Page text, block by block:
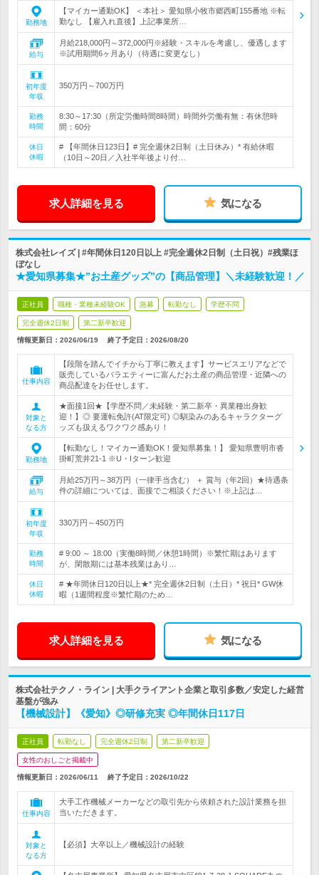
勤務地
【マイカー通勤OK】 ＜本社＞ 愛知県小牧市郷西町155番地 ※転
勤なし 【雇入れ直後】上記事業所…
給与
月給218,000円～372,000円※経験・スキルを考慮し、優遇します
※試用期間6ヶ月あり（待遇に変更なし）
初年度
年収
350万円～700万円
勤務
時間
8:30～17:30（所定労働時間8時間）時間外労働有無：有休憩時
間：60分
休日
休暇
# 【年間休日123日】# 完全週休2日制（土日休み）* 有給休暇
（10日～20日／入社半年後より付…
求人詳細を見る 気になる
株式会社レイズ | #年間休日120日以上 #完全週休2日制（土日祝）#残業ほ
ぼなし
★愛知県募集★”お土産グッズ”の【商品管理】＼未経験歓迎！／
正社員 職種・業種未経験OK 急募 転勤なし 学歴不問
完全週休2日制 第二新卒歓迎
情報更新日：2026/06/19 終了予定日： 2026/08/20
仕事内容
【段階を踏んでイチから丁寧に教えます】サービスエリアなどで
販売しているバラエティーに富んだお土産の商品管理・近隣への
商品配達をお任せします。
対象と
なる方
★面接1回★【学歴不問／未経験・第二新卒・異業種出身歓
迎！】◎ 要運転免許(AT限定可) ◎馴染みのあるキャラクターグ
ッズも扱えるワクワク感あり！
勤務地
【転勤なし！マイカー通勤OK！愛知県募集！】 愛知県豊明市沓
掛町荒井21-1 ※U・Iターン歓迎
給与
月給25万円～38万円（一律手当含む） ＋ 賞与（年2回）★待遇条
件の詳細については、面接でご相談ください！※上記は…
初年度
年収
330万円～450万円
勤務
時間
# 9:00 ～ 18:00（実働8時間／休憩1時間）※繁忙期はあります
が、閑散期には基本残業はあり…
休日
休暇
# ★年間休日120日以上★* 完全週休2日制（土日）* 祝日* GW休
暇（1週間程度※繁忙期のため…
求人詳細を見る 気になる
株式会社テクノ・ライン | 大手クライアント企業と取引多数／安定した経営
基盤が強み
【機械設計】《愛知》◎研修充実 ◎年間休日117日
正社員 転勤なし 完全週休2日制 第二新卒歓迎
女性のおしごと掲載中
情報更新日：2026/06/11 終了予定日： 2026/10/22
仕事内容
大手工作機械メーカーなどの取引先から依頼された設計業務を担
当いただきます。
対象と
なる方
【必須】大卒以上／機械設計の経験